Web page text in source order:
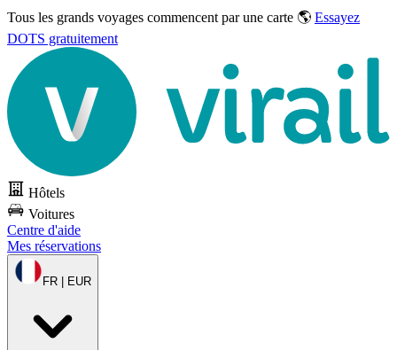
Tous les grands voyages commencent par une carte 🌎 Essayez
DOTS gratuitement
Hôtels
Voitures
Centre d'aide
Mes réservations
FR | EUR